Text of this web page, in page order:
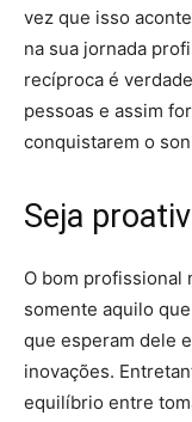
vez que isso
na sua jornada
recíproca é
pessoas e assim
conquistarem o
Seja
O bom profissional
somente aquilo
que esperam dele
inovações.
equilíbrio entre